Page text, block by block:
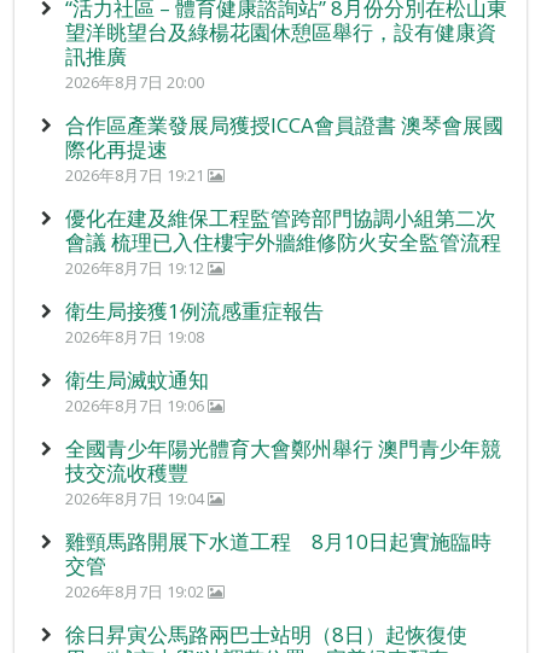
“活力社區 – 體育健康諮詢站” 8月份分別在松山東
望洋眺望台及綠楊花園休憩區舉行，設有健康資
訊推廣
2026年8月7日 20:00
合作區產業發展局獲授ICCA會員證書 澳琴會展國
際化再提速
2026年8月7日 19:21
優化在建及維保工程監管跨部門協調小組第二次
會議 梳理已入住樓宇外牆維修防火安全監管流程
2026年8月7日 19:12
衛生局接獲1例流感重症報告
2026年8月7日 19:08
衛生局滅蚊通知
2026年8月7日 19:06
全國青少年陽光體育大會鄭州舉行 澳門青少年競
技交流收穫豐
2026年8月7日 19:04
雞頸馬路開展下水道工程 8月10日起實施臨時
交管
2026年8月7日 19:02
徐日昇寅公馬路兩巴士站明（8日）起恢復使